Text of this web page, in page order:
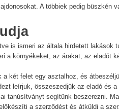
A többiek pedig büszkén
is ismeri az általa hirdetett lakások
a környékeket, az árakat, az eladót
a két felet egy asztalhoz, és
leírjuk, összeszedjük az eladó és
tanúsítványt segítünk beszerezni.
a szerződést és átküldi a